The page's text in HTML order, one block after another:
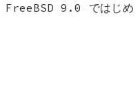
FreeBSD 9.0
ではじめ